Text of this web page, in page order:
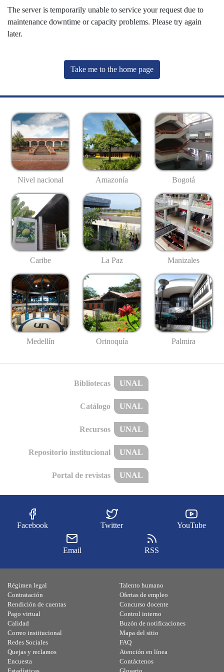
The server is temporarily unable to service your request due to
maintenance downtime or capacity problems. Please try again
later.
Take me to the home page
Nivel nacional Amazonía Bogotá
Caribe La Paz Manizales
Medellín Orinoquía Palmira
Bibliotecas UNAL
Catálogo UNAL
Recursos UNAL
Repositorio institucional UNAL
Portal de revistas UNAL
Facebook Twitter YouTube
Email RSS
Régimen legal
Contratación
Rendición de cuentas
Pago virtual
Calidad
Talento humano
Ofertas de empleo
Concurso docente
Control interno
Buzón de notificaciones
Correo institucional
Redes Sociales
Quejas y reclamos
Encuesta
Mapa del sitio
FAQ
Atención en línea
Contáctenos